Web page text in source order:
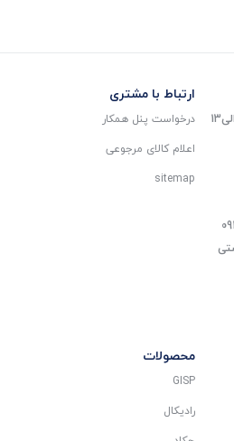
ارتباط با مشتری
درخواست پنل همکار
اعلام کالای مرجوعی
sitemap
محصولات
GISP
رادیکال